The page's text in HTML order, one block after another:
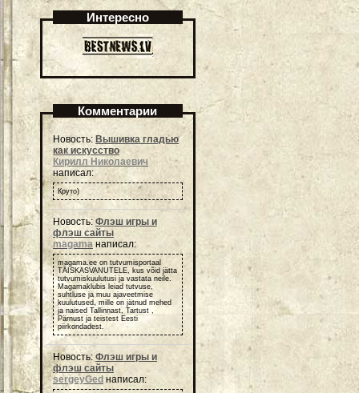
Интересно
Комментарии
Новость: Вышивка гладью
как искусство
Кирилл Николаевич
написал:
Круто)
Новость: Флэш игры и
флэш сайты
magama написал:
magama.ee on tutvumisportaal
TÄISKASVANUTELE, kus võid jätta
tutvumiskuulutusi ja vastata neile.
Magamaklubis leiad tutvuse,
suhtluse ja muu ajaveetmise
kuulutused, mille on jätnud mehed
ja naised Tallinnast, Tartust ,
Pärnust ja teistest Eesti
piirkondadest.
Новость: Флэш игры и
флэш сайты
sergeyGed написал: